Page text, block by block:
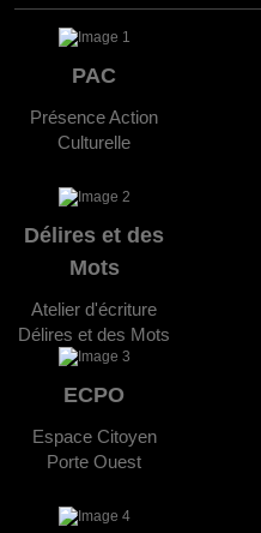
PAC
Présence Action
Culturelle
Délires et des
Mots
Atelier d'écriture
Délires et des Mots
ECPO
Espace Citoyen
Porte Ouest